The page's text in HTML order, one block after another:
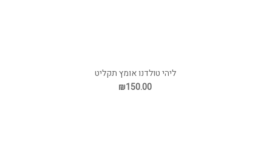
ליהי טולדנו אומץ תקליט
₪150.00